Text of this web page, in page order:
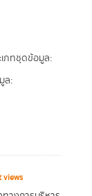
เภทชุดข้อมูล:
ล:
views